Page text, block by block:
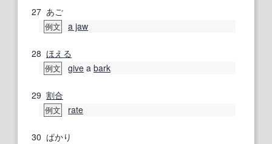
27 あご
例文 a jaw
28 ほえる
例文 give a bark
29 割合
例文 rate
30 ぱかり